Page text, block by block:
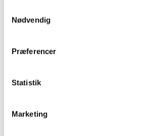
tilbagetrækker et samtykke.
Nødvendig
Præferencer
Statistik
Marketing
hans datter, Skade, er på jagt efter
Lokes type.
De gyldne æbler
er sjette af i alt 15
Fra 8 år.